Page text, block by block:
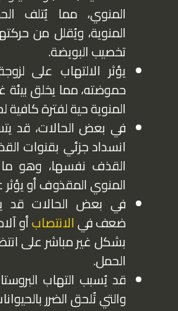
المنوي، مما يُتلف
المنوية، ويُقلل من
تخصيب البويضة.
يؤثر الالتهاب على
حموضته، مما يخلق بيئة
المنوية حية لفترة
في بعض الحالات، قد
انسداد جزئي بقنوات
القذف نفسها، وهو
المنوي المقذوف أو
في بعض الحالات قد
ضعف فيالانتصابأو
بشكل غير مباشر على
الحمل.
قد يُسبب التهاب
والتي تُلحق الضرر